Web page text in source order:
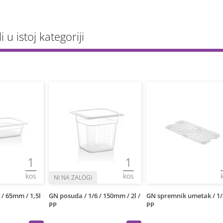
u istoj kategoriji
1
kos
65mm / 1,5l
1
kos
GN posuda / 1/6 / 150mm / 2l /
PP
GN spremnik umetak /
PP